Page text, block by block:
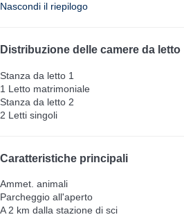
Nascondi il riepilogo
Distribuzione delle camere da letto
Stanza da letto 1
1 Letto matrimoniale
Stanza da letto 2
2 Letti singoli
Caratteristiche principali
Ammet. animali
Parcheggio all'aperto
A 2 km dalla stazione di sci